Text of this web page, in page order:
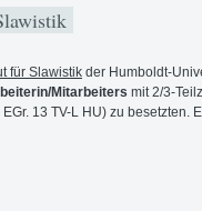
für Slawistik der Humboldt-
Mitarbeiters mit 2/3-
13 TV-L HU) zu besetzten.